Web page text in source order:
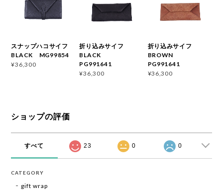
スナップハコサイフ
BLACK MG99854
¥36,300
折り込みサイフ
BLACK
PG991641
¥36,300
折り込みサイフ
BROWN
PG991641
¥36,300
ショップの評価
すべて 23 0 0
CATEGORY
gift wrap